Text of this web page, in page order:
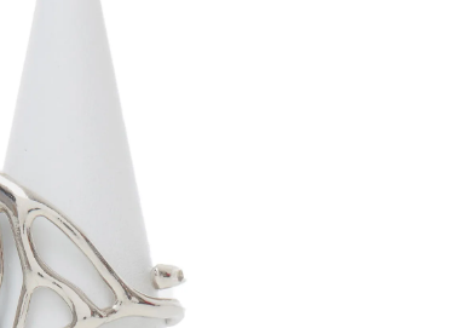
rhodié 925‰, fabriquée à la main en
lisse en Serafinite.
la pierre : 2.6cm x 1.8cm
Rupture de stock
DES PIERRES
PARTAGER